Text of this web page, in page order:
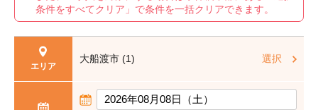
条件をすべてクリア」で条件を一括クリアできます。
エリア
大船渡市 (1) 選択